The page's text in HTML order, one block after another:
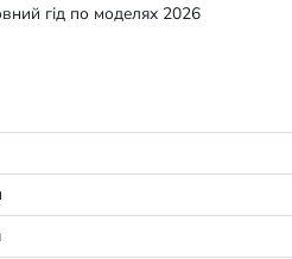
гід по моделях 2026